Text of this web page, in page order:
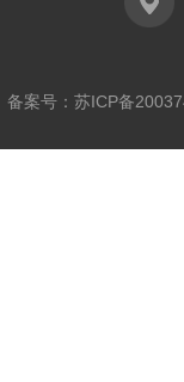
案号： 苏ICP备